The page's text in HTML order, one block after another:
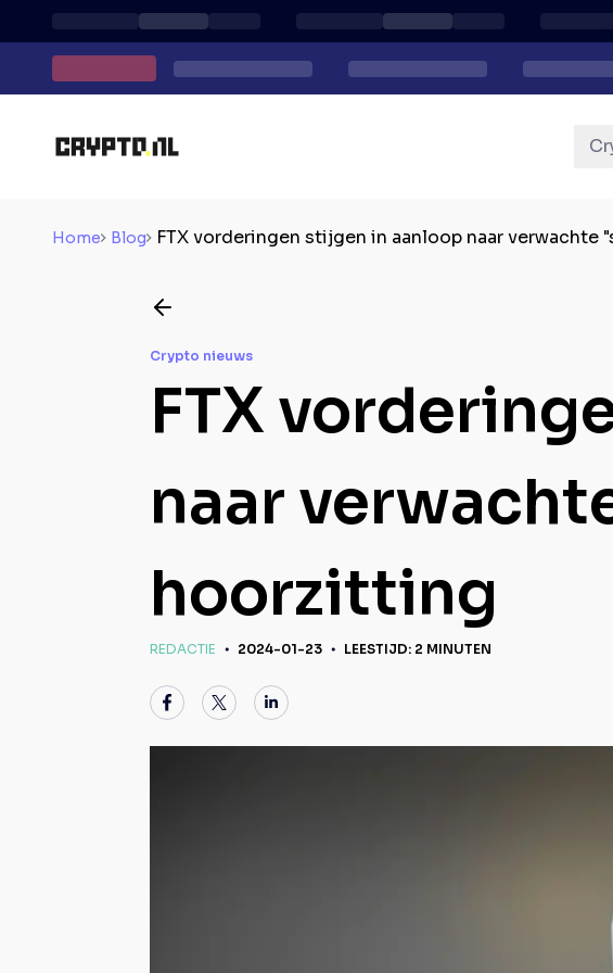
Home Blog FTX vorderingen stijgen in aanloop naar
Crypto nieuws
FTX
naar
hoorzitting
REDACTIE 2024-01-23 LEESTIJD: 2 MINUTEN